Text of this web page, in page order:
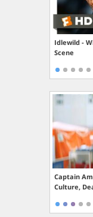
Idlewild -
Scene
Captain
Culture,